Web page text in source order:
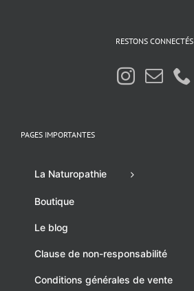
RESTONS CONNECTÉS
PAGES IMPORTANTES
La Naturopathie
Boutique
Le blog
Clause de non-responsabilité
Conditions générales de vente